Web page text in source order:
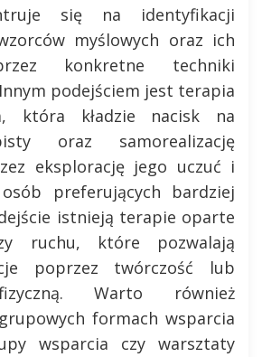
się na identyfikacji
myślowych oraz ich
konkretne techniki
podejściem jest terapia
która kładzie nacisk na
oraz samorealizację
eksplorację jego uczuć i
preferujących bardziej
istnieją terapie oparte
ruchu, które pozwalają
poprzez twórczość lub
Warto również
formach wsparcia
wsparcia czy warsztaty